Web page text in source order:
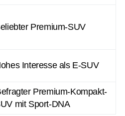
Premium-SUV
Interesse als E-SUV
Premium-Kompakt-
mit Sport-DNA